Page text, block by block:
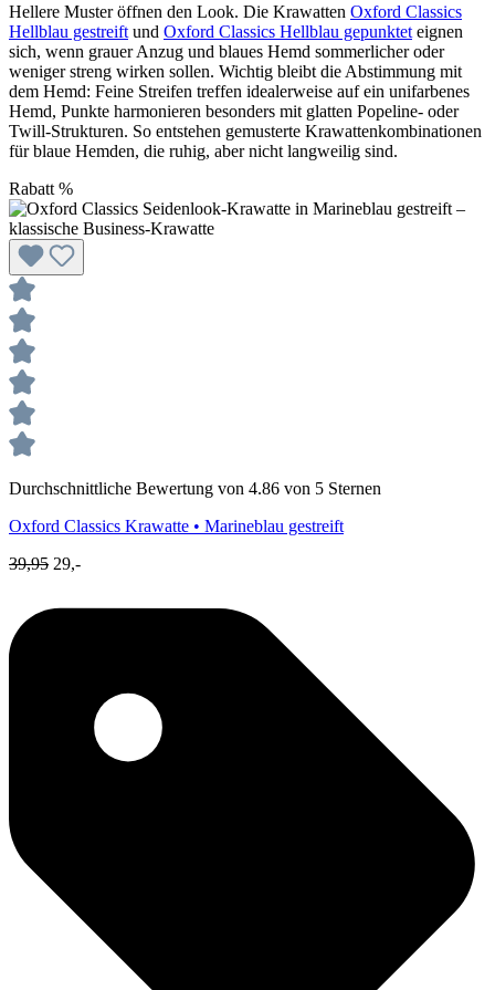
Hellere Muster öffnen den Look. Die Krawatten Oxford Classics
Hellblau gestreift und Oxford Classics Hellblau gepunktet eignen
sich, wenn grauer Anzug und blaues Hemd sommerlicher oder
weniger streng wirken sollen. Wichtig bleibt die Abstimmung mit
dem Hemd: Feine Streifen treffen idealerweise auf ein unifarbenes
Hemd, Punkte harmonieren besonders mit glatten Popeline- oder
Twill-Strukturen. So entstehen gemusterte Krawattenkombinationen
für blaue Hemden, die ruhig, aber nicht langweilig sind.
Rabatt %
Durchschnittliche Bewertung von 4.86 von 5 Sternen
Oxford Classics Krawatte • Marineblau gestreift
39,95 29,-